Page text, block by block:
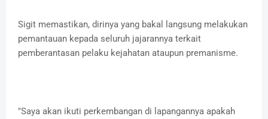
Sigit memastikan, dirinya yang bakal langsung melakukan
pemantauan kepada seluruh jajarannya terkait
pemberantasan pelaku kejahatan ataupun premanisme.
"Saya akan ikuti perkembangan di lapangannya apakah